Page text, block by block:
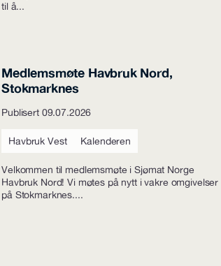
til å...
Medlemsmøte Havbruk Nord,
Stokmarknes
Publisert 09.07.2026
Havbruk Vest Kalenderen
Velkommen til medlemsmøte i Sjømat Norge
Havbruk Nord! Vi møtes på nytt i vakre omgivelser
på Stokmarknes....